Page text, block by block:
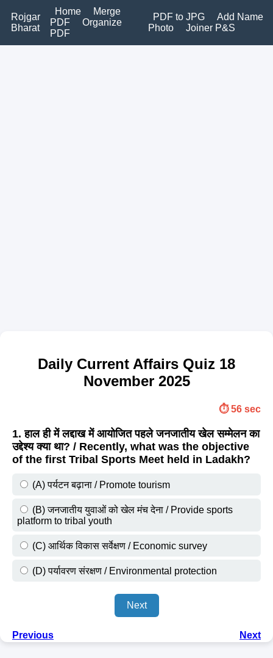
Rojgar
Bharat
Home
Merge
PDF
Organize
PDF
PDF to JPG
Add Name
Photo
Joiner P&S
Daily Current Affairs Quiz 18
November 2025
⏱️ 56 sec
1. हाल ही में लद्दाख में आयोजित पहले जनजातीय खेल सम्मेलन का
उद्देश्य क्या था? / Recently, what was the objective
of the first Tribal Sports Meet held in Ladakh?
(A) पर्यटन बढ़ाना / Promote tourism
(B) जनजातीय युवाओं को खेल मंच देना / Provide sports
platform to tribal youth
(C) आर्थिक विकास सर्वेक्षण / Economic survey
(D) पर्यावरण संरक्षण / Environmental protection
Next
Previous Next